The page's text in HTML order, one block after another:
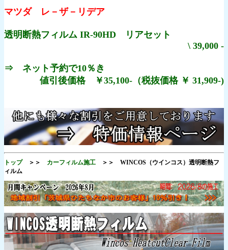
マツダ レ－ザ－リデア
透明断熱フィルム IR-90HD リアセット
\ 39,000 -
⇒ ネット予約で10％き
値引後価格 ￥35,100-（税抜価格 ￥ 31,909-)
トップ＞＞ カーフィルム施工 ＞＞ WINCOS（ウインコス）透明断熱フ
ィルム